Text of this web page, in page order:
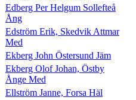
Edberg Per Helgum Sollefteå
Ång
Edström Erik, Skedvik Attmar
Med
Ekberg John Östersund Jäm
Ekberg Olof Johan, Östby
Ånge Med
Ellström Janne, Forsa Häl